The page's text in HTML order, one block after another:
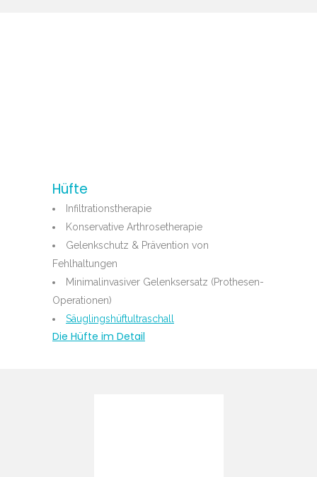
Hüfte
Infiltrationstherapie
Konservative Arthrosetherapie
Gelenkschutz & Prävention von
Fehlhaltungen
Minimalinvasiver Gelenksersatz (Prothesen-
Operationen)
Säuglingshüftultraschall
Die Hüfte im Detail